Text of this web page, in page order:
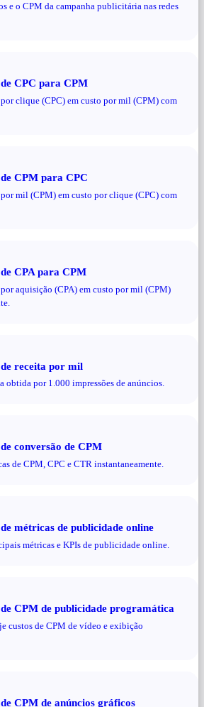
e o CPM da campanha publicitária nas redes
CPC para CPM
clique (CPC) em custo por mil (CPM) com
CPM para CPC
mil (CPM) em custo por clique (CPC) com
CPA para CPM
aquisição (CPA) em custo por mil (CPM)
receita por mil
obtida por 1.000 impressões de anúncios.
conversão de CPM
de CPM, CPC e CTR instantaneamente.
métricas de publicidade online
métricas e KPIs de publicidade online.
CPM de publicidade programática
custos de CPM de vídeo e exibição
CPM de anúncios gráficos